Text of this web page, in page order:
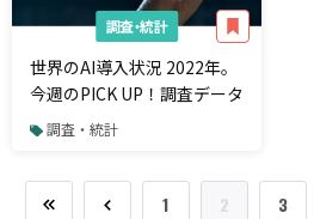
調査・統計
世界のAI導入状況 2022年。
今週のPICK UP！調査データ
調査・統計
1 2 3